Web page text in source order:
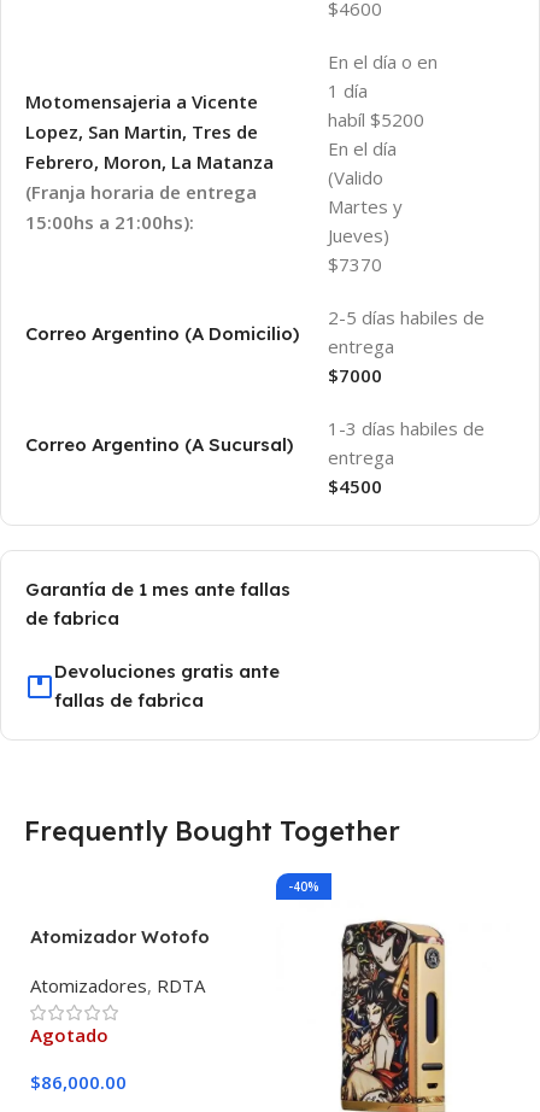
$4600
Motomensajeria a Vicente
Lopez, San Martin, Tres de
Febrero, Moron, La Matanza
(Franja horaria de entrega
15:00hs a 21:00hs):
En el día o en
1 día
habíl $5200
En el día
(Valido
Martes y
Jueves)
$7370
Correo Argentino (A Domicilio)
2-5 días habiles de
entrega
$7000
Correo Argentino (A Sucursal)
1-3 días habiles de
entrega
$4500
Garantía de 1 mes ante fallas
de fabrica
Devoluciones gratis ante
fallas de fabrica
Frequently Bought Together
Atomizador Wotofo
Atomizadores, RDTA
Agotado
$86,000.00
-40%